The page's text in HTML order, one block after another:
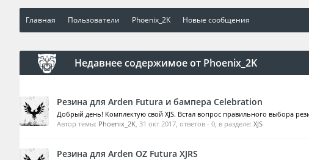
Главная Пользователи Phoenix_2K Новые сообщения
Недавнее содержимое от Phoenix_2K
Резина для Arden Futura и бампера Celebration
Добрый день! Комплектую свой XJS. Встал вопрос правильного выбора
Автор темы: Phoenix_2K, 31 окт 2017, ответов - 0, в разделе: XJS
Резина для Arden OZ Futura XJRS